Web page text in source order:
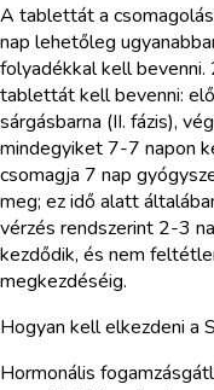
A tablettát a
nap lehetőleg
folyadékkal kell
tablettát kell bevenni:
sárgásbarna (II. fázis),
mindegyiket 7-7 napon
csomagja 7 nap
meg; ez idő alatt
vérzés rendszerint 2-3
kezdődik, és nem
megkezdéséig.
Hogyan kell elkezdeni a
Hormonális